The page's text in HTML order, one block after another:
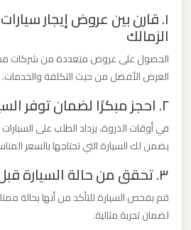
١. قارن بين عروض إيجار
الزمالك
الحصول على عروض متعددة من شركات
العرض الأفضل من حيث التكلفة والخدمات.
٢. احجز مبكرًا لضمان توفر السيارة المطلوبة
في أوقات الذروة، يزداد الطلب على السيارات
يضمن لك السيارة التي تحتاجها بالسعر
٣. تحقق من حالة السيارة قبل توقيع العقد
قم بفحص السيارة للتأكد من أنها بحالة
لضمان تجربة مثالية.
ليموزين
نويبع
ليموزين
العرب
الساحل
الشمالي